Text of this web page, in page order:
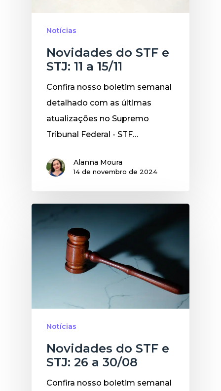
Notícias
Novidades do STF e
STJ: 11 a 15/11
Confira nosso boletim semanal
detalhado com as últimas
atualizações no Supremo
Tribunal Federal - STF…
Alanna Moura
14 de novembro de 2024
Notícias
Novidades do STF e
STJ: 26 a 30/08
Confira nosso boletim semanal